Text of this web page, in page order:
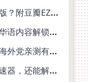
海外党必看：怎么在国外玩秦时明月卡牌版？附豆瓣EZCast地区限制破解法
海外怎么听酷我畅听？留学生亲测有效的华语内容解锁指南
在国外看不了央视影音电视剧怎么办呢？海外党亲测有效的回国加速方案
海外华人看国内电视剧总卡？选对回国加速器，还能解决菲律宾打不开反诈中心的问题